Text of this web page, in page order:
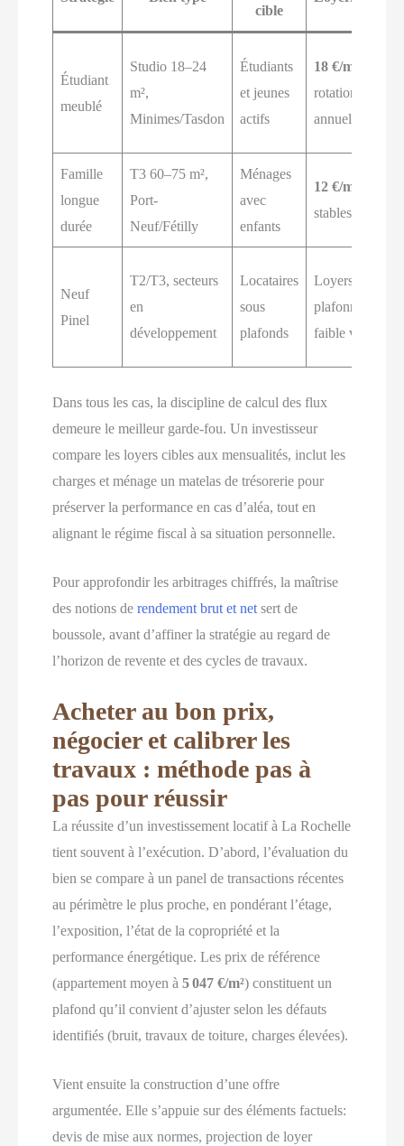
cible
Étudiant
meublé
Studio 18–24
m²,
Minimes/Tasdon
Étudiants
et jeunes
actifs
18 €/m²
rotation
annuelle
Famille
longue
durée
T3 60–75 m²,
Port-
Neuf/Fétilly
Ménages
avec
enfants
12 €/m²
stables
Neuf
Pinel
T2/T3, secteurs
en
développement
Locataires
sous
plafonds
Loyers
plafonnés /
faible vacance
Dans tous les cas, la discipline de calcul des flux
demeure le meilleur garde-fou. Un investisseur
compare les loyers cibles aux mensualités, inclut les
charges et ménage un matelas de trésorerie pour
préserver la performance en cas d’aléa, tout en
alignant le régime fiscal à sa situation personnelle.
Pour approfondir les arbitrages chiffrés, la maîtrise
des notions derendement brut et net sert de
boussole, avant d’affiner la stratégie au regard de
l’horizon de revente et des cycles de travaux.
Acheter au bon prix,
négocier et calibrer les
travaux : méthode pas à
pas pour réussir
La réussite d’un investissement locatif à La Rochelle
tient souvent à l’exécution. D’abord, l’évaluation du
bien se compare à un panel de transactions récentes
au périmètre le plus proche, en pondérant l’étage,
l’exposition, l’état de la copropriété et la
performance énergétique. Les prix de référence
(appartement moyen à5 047 €/m²) constituent un
plafond qu’il convient d’ajuster selon les défauts
identifiés (bruit, travaux de toiture, charges élevées).
Vient ensuite la construction d’une offre
argumentée. Elle s’appuie sur des éléments factuels:
devis de mise aux normes, projection de loyer